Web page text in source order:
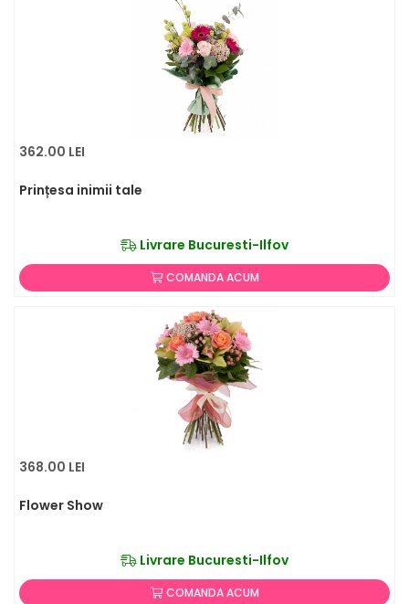
362.00 LEI
Prințesa inimii tale
Livrare Bucuresti-Ilfov
COMANDA ACUM
368.00 LEI
Flower Show
Livrare Bucuresti-Ilfov
COMANDA ACUM